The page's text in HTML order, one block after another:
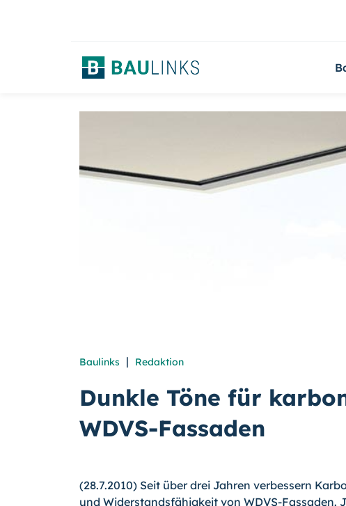
Baulinks | Redaktion
Dunkle Töne für
WDVS-Fassaden
(28.7.2010) Seit über drei Jahren verbessern
und Widerstandsfähigkeit von WDVS-Fassaden.